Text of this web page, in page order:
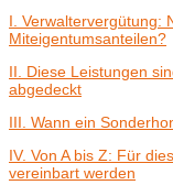
I. Verwaltervergütung:
Miteigentumsanteilen?
II. Diese Leistungen
abgedeckt
III. Wann ein
IV. Von A bis Z: Für
vereinbart werden